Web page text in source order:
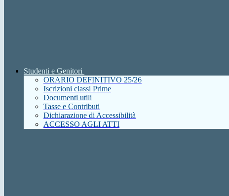
Studenti e Genitori
ORARIO DEFINITIVO 25/26
Iscrizioni classi Prime
Documenti utili
Tasse e Contributi
Dichiarazione di Accessibilità
ACCESSO AGLI ATTI